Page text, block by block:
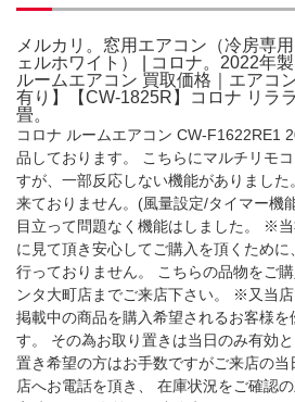
メルカリ。窓用エアコン（冷房専
ェルホワイト） | コロナ。2022年
ルームエアコン 買取価格｜エアコ
有り】【CW-1825R】コロナ リラ
畳。
コロナ ルームエアコン CW-F1622RE1
品しております。 こちらにマルチリモ
すが、一部反応しない機能がありました
来ておりません。(風量設定/タイマー機
目立って問題なく機能はしました。 ※
に見て頂き安心してご購入を頂くため
行っておりません。 こちらの品物をご
ンタ大町店までご来店下さい。 ※又当
掲載中の商品を購入希望されるお客様を
す。 その為お取り置きは当日のみ有効
置き希望の方はお手数ですがご来店の
店へお電話を頂き、 在庫状況をご確認